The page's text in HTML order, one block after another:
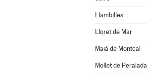
Llambilles
Lloret de Mar
Maià de Montcal
Mollet de Peralada